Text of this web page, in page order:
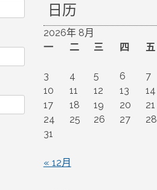
日历
2026年 8月
一
二 三 四 五
3
4 5 6 7
10
11 12 13 14
17
18 19 20 21
24
25 26 27 28
31
« 12月